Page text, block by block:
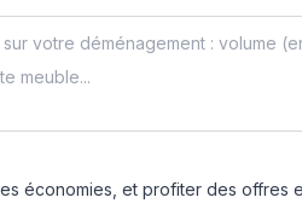
économies, et profiter des offres